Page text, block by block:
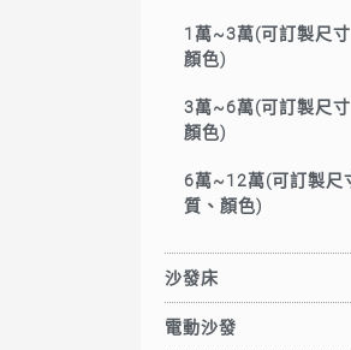
1萬~3萬(可訂製尺寸
顏色)
3萬~6萬(可訂製尺寸
顏色)
6萬~12萬(可訂製尺
質、顏色)
沙發床
電動沙發